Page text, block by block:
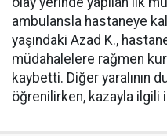
ambulansla hastaneye
yaşındaki Azad K.,
müdahalelere rağmen
kaybetti. Diğer yaralının
öğrenilirken, kazayla ilgili